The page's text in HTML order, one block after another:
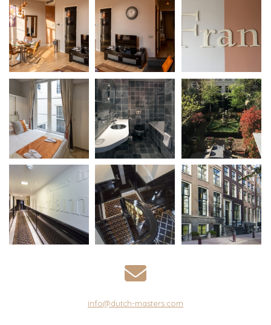
info@dutch-masters.com